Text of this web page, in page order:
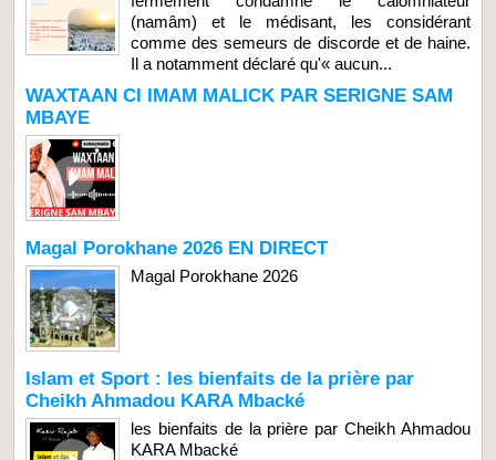
(namâm) et le médisant, les considérant
comme des semeurs de discorde et de haine.
Il a notamment déclaré qu'« aucun...
WAXTAAN CI IMAM MALICK PAR SERIGNE SAM
MBAYE
Magal Porokhane 2026 EN DIRECT
Magal Porokhane 2026
Islam et Sport : les bienfaits de la prière par
Cheikh Ahmadou KARA Mbacké
les bienfaits de la prière par Cheikh Ahmadou
KARA Mbacké